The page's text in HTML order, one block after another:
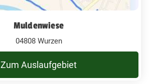
Muldenwiese
04808 Wurzen
Zum Auslaufgebiet